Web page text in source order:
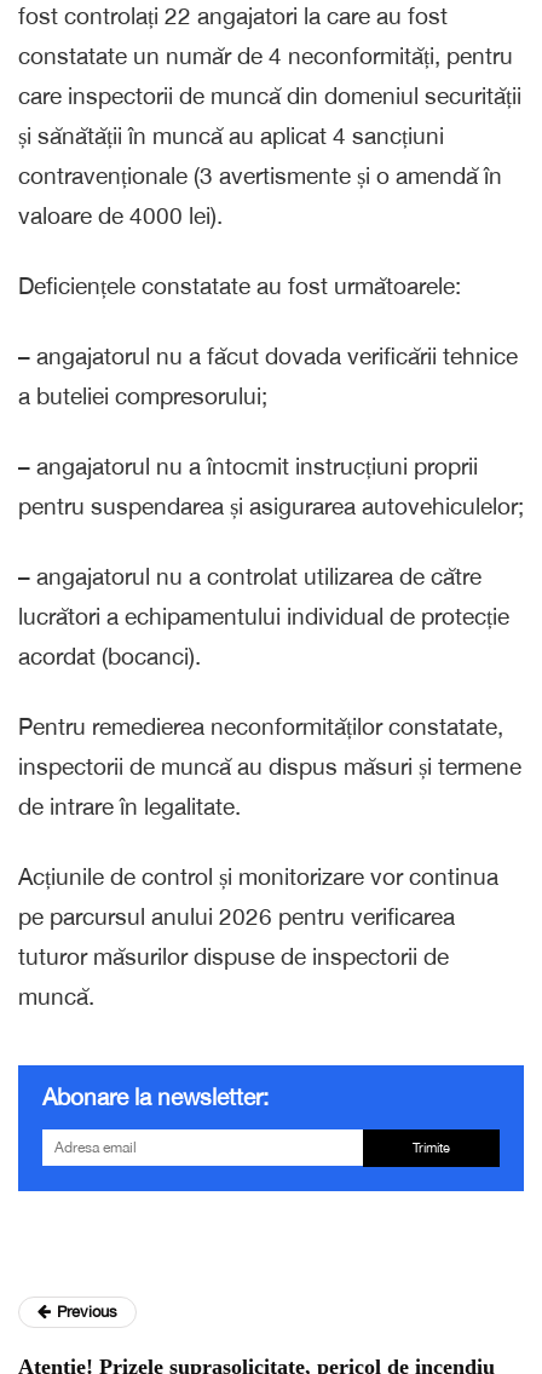
fost controlați 22 angajatori la care au fost
constatate un număr de 4 neconformități, pentru
care inspectorii de muncă din domeniul securității
și sănătății în muncă au aplicat 4 sancțiuni
contravenționale (3 avertismente și o amendă în
valoare de 4000 lei).
Deficiențele constatate au fost următoarele:
– angajatorul nu a făcut dovada verificării tehnice
a buteliei compresorului;
– angajatorul nu a întocmit instrucțiuni proprii
pentru suspendarea și asigurarea autovehiculelor;
– angajatorul nu a controlat utilizarea de către
lucrători a echipamentului individual de protecție
acordat (bocanci).
Pentru remedierea neconformităților constatate,
inspectorii de muncă au dispus măsuri și termene
de intrare în legalitate.
Acțiunile de control și monitorizare vor continua
pe parcursul anului 2026 pentru verificarea
tuturor măsurilor dispuse de inspectorii de
muncă.
Abonare la newsletter:
Trimite
Previous
Atenție! Prizele suprasolicitate, pericol de incendiu